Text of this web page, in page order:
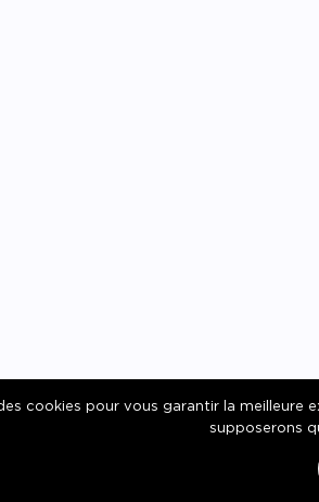
cookies pour vous garantir la meilleure
supposerons